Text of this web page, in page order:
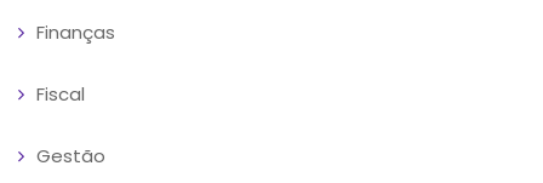
Finanças
Fiscal
Gestão